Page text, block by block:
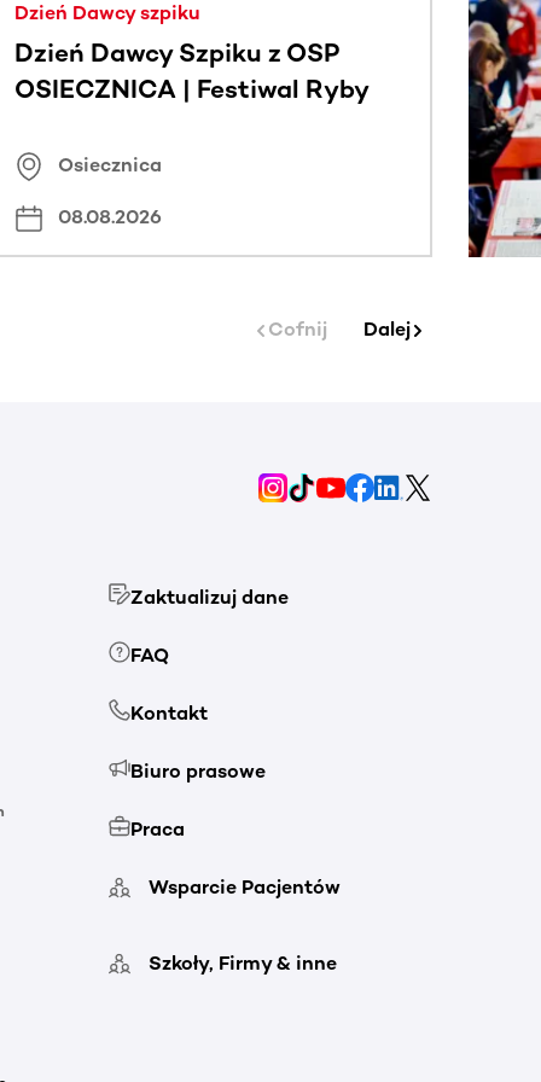
Dzień Dawcy szpiku
Dzień Dawcy Szpiku z OSP
OSIECZNICA | Festiwal Ryby
Osiecznica
08.08.2026
Cofnij Dalej
Zaktualizuj dane
FAQ
Kontakt
Biuro prasowe
Praca
Wsparcie Pacjentów
Szkoły, Firmy & inne